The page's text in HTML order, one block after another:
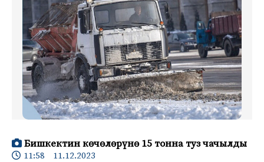
Бишкектин көчөлөрүнө 15 тонна туз чачылды
11:58 11.12.2023